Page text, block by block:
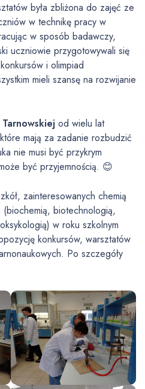
była zbliżona do zajęć ze
w technikę pracy w
w sposób badawczy,
uczniowie przygotowywali się
i olimpiad
mieli szansę na rozwijanie
od wielu lat
mają za zadanie rozbudzić
nie musi być przykrym
być przyjemnością. 😊
zainteresowanych chemią
biotechnologią,
w roku szkolnym
konkursów, warsztatów
Po szczegóły